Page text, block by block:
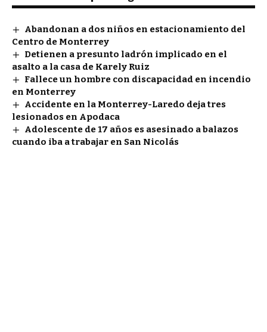
Abandonan a dos niños en estacionamiento del
Centro de Monterrey
Detienen a presunto ladrón implicado en el
asalto a la casa de Karely Ruiz
Fallece un hombre con discapacidad en incendio
en Monterrey
Accidente en la Monterrey-Laredo deja tres
lesionados en Apodaca
Adolescente de 17 años es asesinado a balazos
cuando iba a trabajar en San Nicolás